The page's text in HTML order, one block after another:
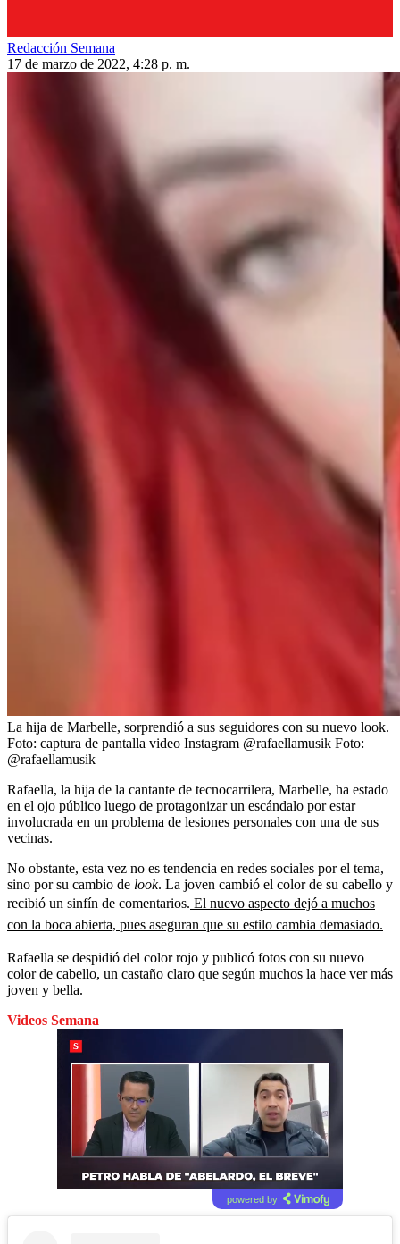
Redacción Semana
17 de marzo de 2022, 4:28 p. m.
La hija de Marbelle, sorprendió a sus seguidores con su nuevo look.
Foto: captura de pantalla video Instagram @rafaellamusik Foto:
@rafaellamusik
Rafaella, la hija de la cantante de tecnocarrilera, Marbelle, ha estado
en el ojo público luego de protagonizar un escándalo por estar
involucrada en un problema de lesiones personales con una de sus
vecinas.
No obstante, esta vez no es tendencia en redes sociales por el tema,
sino por su cambio de look. La joven cambió el color de su cabello y
recibió un sinfín de comentarios. El nuevo aspecto dejó a muchos
con la boca abierta, pues aseguran que su estilo cambia demasiado.
Rafaella se despidió del color rojo y publicó fotos con su nuevo
color de cabello, un castaño claro que según muchos la hace ver más
joven y bella.
Videos Semana
powered by